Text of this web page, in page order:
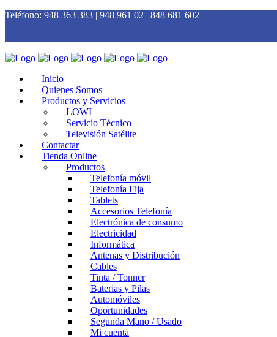
Teléfono: 948 363 383 | 948 961 02 | 848 681 602
Inicio
Quienes Somos
Productos y Servicios
LOWI
Servicio Técnico
Televisión Satélite
Contactar
Tienda Online
Productos
Telefonía móvil
Telefonía Fija
Tablets
Accesorios Telefonía
Electrónica de consumo
Electricidad
Informática
Antenas y Distribución
Cables
Tinta / Tonner
Baterias y Pilas
Automóviles
Oportunidades
Segunda Mano / Usado
Mi cuenta